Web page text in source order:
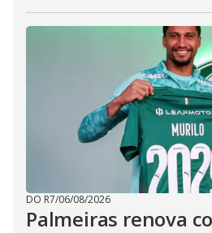
DO R7/06/08/2026
Palmeiras renova